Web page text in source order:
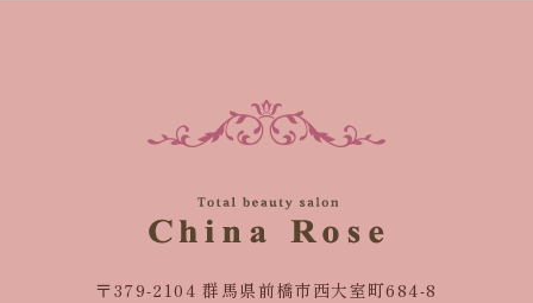
〒379-2104 群馬県前橋市西大室町684-8